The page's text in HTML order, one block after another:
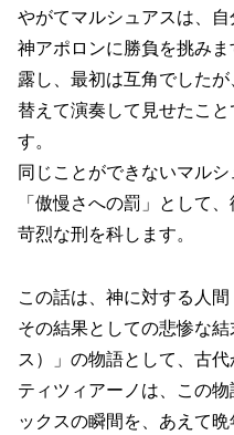
やがてマルシュアスは、
神アポロンに勝負を挑み
露し、最初は互角でした
替えて演奏して見せたこ
す。
同じことができないマル
「傲慢さへの罰」として
苛烈な刑を科します。
この話は、神に対する人
その結果としての悲惨な
ス）」の物語として、古
ティツィアーノは、この
ックスの瞬間を、あえて晩